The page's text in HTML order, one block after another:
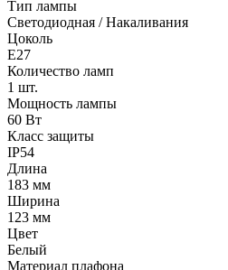
Тип лампы
Светодиодная / Накаливания
Цоколь
E27
Количество ламп
1 шт.
Мощность лампы
60 Вт
Класс защиты
IP54
Длина
183 мм
Ширина
123 мм
Цвет
Белый
Материал плафона